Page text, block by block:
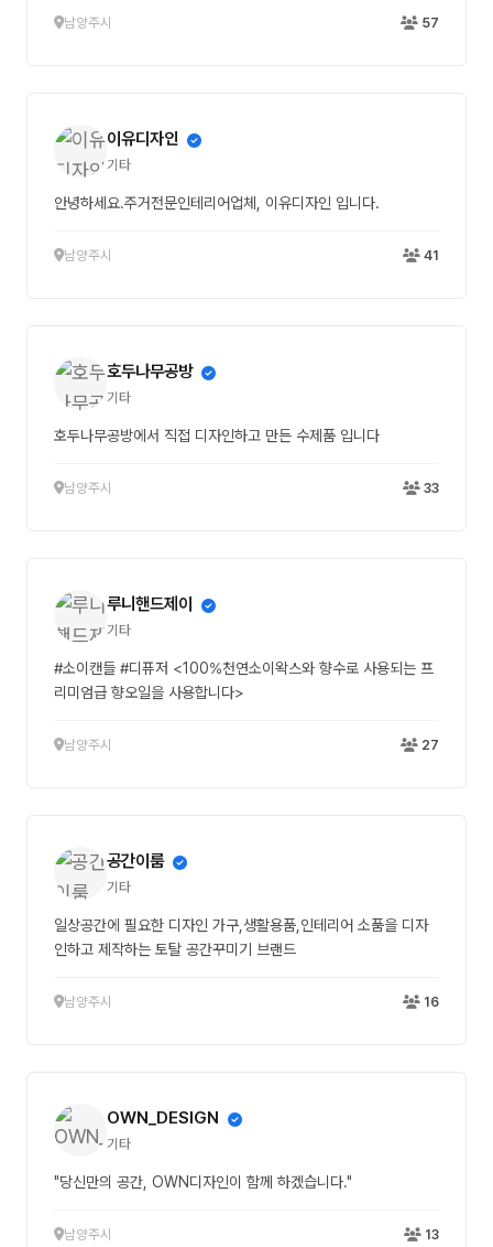
남양주시 57
이유디자인
기타
안녕하세요.주거전문인테리어업체, 이유디자인 입니다.
남양주시 41
호두나무공방
기타
호두나무공방에서 직접 디자인하고 만든 수제품 입니다
남양주시 33
루니핸드제이
기타
#소이캔들 #디퓨저 <100%천연소이왁스와 향수로 사용되는 프
리미엄급 향오일을 사용합니다>
남양주시 27
공간이룸
기타
일상공간에 필요한 디자인 가구,생활용품,인테리어 소품을 디자
인하고 제작하는 토탈 공간꾸미기 브랜드
남양주시 16
OWN_DESIGN
기타
"당신만의 공간, OWN디자인이 함께 하겠습니다."
남양주시 13